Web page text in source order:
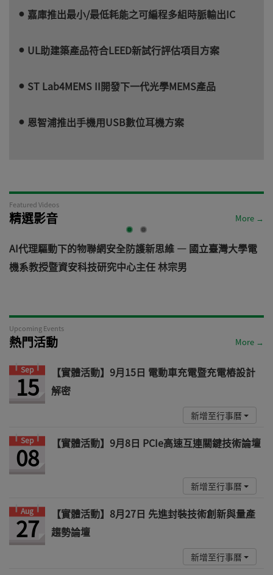
嘉庫推出最小/最低耗能之可編程多組時脈輸出IC
UL助建築產品符合LEED新試行評估項目方案
ST Lab4MEMS II開發下一代光學MEMS產品
恩智浦推出手機用USB數位耳機方案
Featured Videos
精選影音 More →
AI代理驅動下的物聯網安全防護新思維 — 國立臺灣大學電
機系教授暨資安科技研究中心主任 林宗男
Upcoming Events
熱門活動 More →
Sep
15
【實體活動】9月15日 電動車充電暨充電樁設計
解密
新增至行事曆
Sep
08 【實體活動】9月8日 PCIe高速互連關鍵技術論壇
新增至行事曆
Aug
27
【實體活動】8月27日 先進封裝技術創新與量產
趨勢論壇
新增至行事曆